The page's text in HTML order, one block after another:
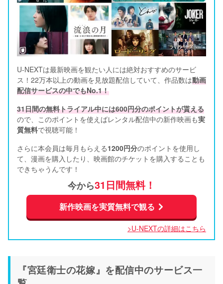
U-NEXTは最新映画を観たい人には絶対おすすめのサービ
ス！22万本以上の動画を見放題配信していて、作品数は動画
配信サービスの中でもNo.1！
31日間の無料トライアル中には600円分のポイントが貰える
ので、このポイントを使えばレンタル配信中の新作映画も実
質無料で視聴可能！
さらに本会員は毎月もらえる1200円分のポイントを使用し
て、漫画を購入したり、映画館のチケットを購入することも
できちゃうんです！
今から31日間無料！
新作映画を実質無料で観る
>U-NEXTの詳細はこちら
『宮廷衛士の花嫁』を配信中のサービス一